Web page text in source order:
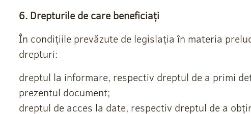
6. Drepturile de care beneficiați
În condițiile prevăzute de legislația în materia
drepturi:
dreptul la informare, respectiv dreptul de a primi
prezentul document;
dreptul de acces la date, respectiv dreptul de a